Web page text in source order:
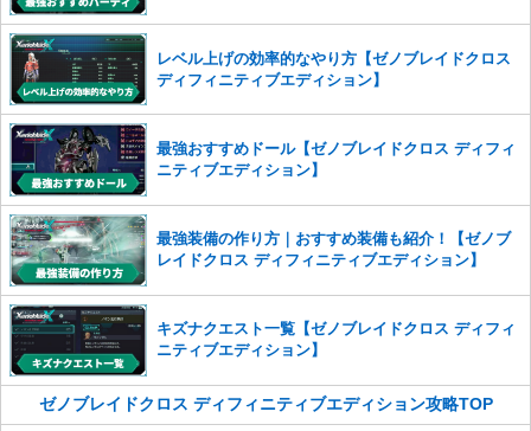
また、過度な利用規約の違反や、弊社に損害の及ぶ内容の書き込みがあ
った場合は、法的措置をとらせていただく場合もございますので、あら
かじめご理解くださいませ。レベル上げの効率的なやり方【ゼノブレイドクロス
ディフィニティブエディション】
最強おすすめドール【ゼノブレイドクロス ディフィ
ニティブエディション】
最強装備の作り方｜おすすめ装備も紹介！【ゼノブ
レイドクロス ディフィニティブエディション】
キズナクエスト一覧【ゼノブレイドクロス ディフィ
ニティブエディション】
ゼノブレイドクロス ディフィニティブエディション攻略TOP